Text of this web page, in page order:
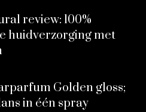
review: 100%
huidverzorging met
Golden gloss;
in één spray